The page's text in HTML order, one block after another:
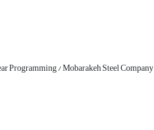
Programming / Mobarakeh Steel Company